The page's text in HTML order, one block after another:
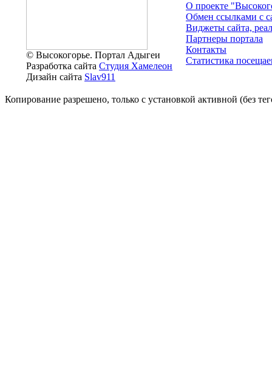
© Высокогорье. Портал Адыгеи
Разработка сайта Студия Хамелеон
Дизайн сайта Slav911
О проекте
Обмен ссылками c
Виджеты сайта,
Партнеры портала
Контакты
Статистика
Копирование разрешено, только с установкой активной (без